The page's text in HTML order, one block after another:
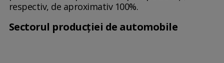
respectiv, de aproximativ 100%.
Sectorul producţiei de automobile